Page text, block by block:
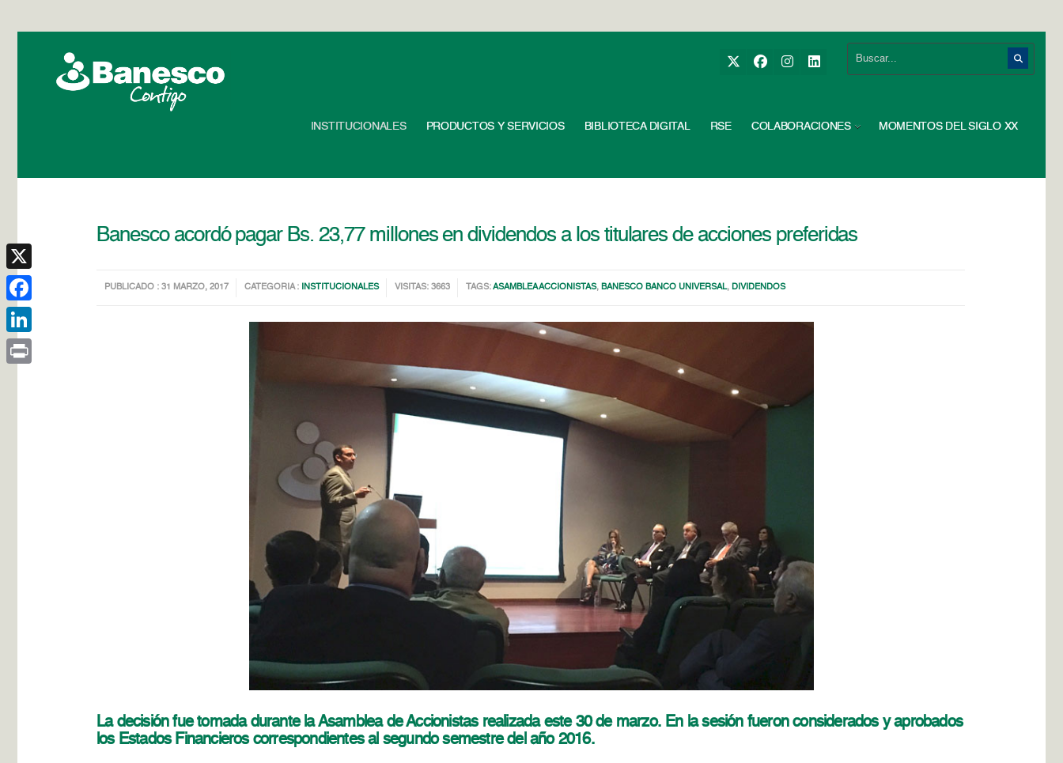
INSTITUCIONALES PRODUCTOS Y SERVICIOS BIBLIOTECA DIGITAL RSE COLABORACIONES MOMENTOS DEL SIGLO XX
Banesco acordó pagar Bs. 23,77 millones en dividendos a los titulares de acciones preferidas
PUBLICADO : 31 MARZO, 2017 CATEGORIA : INSTITUCIONALES VISITAS: 3663 TAGS:ASAMBLEA ACCIONISTAS, BANESCO BANCO UNIVERSAL, DIVIDENDOS
La decisión fue tomada durante la Asamblea de Accionistas realizada este 30 de marzo. En la sesión fueron considerados y aprobados
los Estados Financieros correspondientes al segundo semestre del año 2016.
X
Facebook
LinkedIn